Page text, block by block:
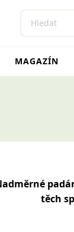
MAGAZÍN
těch